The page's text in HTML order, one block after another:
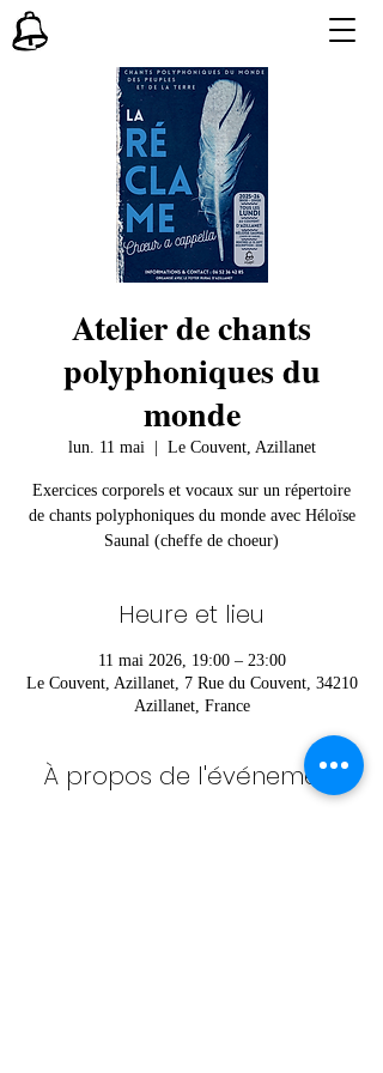
Atelier de chants
polyphoniques du
monde
lun. 11 mai
  |
Le Couvent, Azillanet
Exercices corporels et vocaux sur un répertoire
de chants polyphoniques du monde avec Héloïse
Saunal (cheffe de choeur)
Heure et lieu
11 mai 2026, 19:00 – 23:00
Le Couvent, Azillanet, 7 Rue du Couvent, 34210
Azillanet, France
À propos de l'événement